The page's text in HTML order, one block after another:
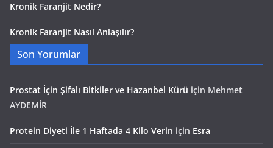
Kronik Faranjit Nedir?
Kronik Faranjit Nasıl Anlaşılır?
Son Yorumlar
Prostat İçin Şifalı Bitkiler ve Hazanbel Kürü için Mehmet
AYDEMİR
Protein Diyeti İle 1 Haftada 4 Kilo Verin için Esra